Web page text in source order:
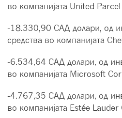
во компанијата United
-18.330,90 САД долари, од
средства во компанијата
-6.534,64 САД долари, од
во компанијата Microsoft
-4.767,35 САД долари, од
во компанијата Estée